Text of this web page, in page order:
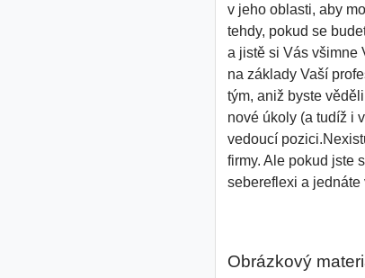
v jeho oblasti, aby
tehdy, pokud se
a jistě si Vás všimne
na základy Vaší
tým, aniž byste
nové úkoly (a tudíž i
vedoucí
firmy. Ale pokud jste
sebereflexi a jednáte
Obrázkový